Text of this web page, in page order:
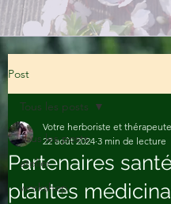
Post
Tous les posts
atelier
workshop
Tous les posts
Partenaires
plantes
Votre herboriste et
22 août 2024 3 min de lecture